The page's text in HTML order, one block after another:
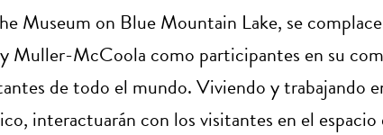
Museum on Blue Mountain Lake, se
Muller-McCoola como participantes en su
de todo el mundo. Viviendo y trabajando
interactuarán con los visitantes en el